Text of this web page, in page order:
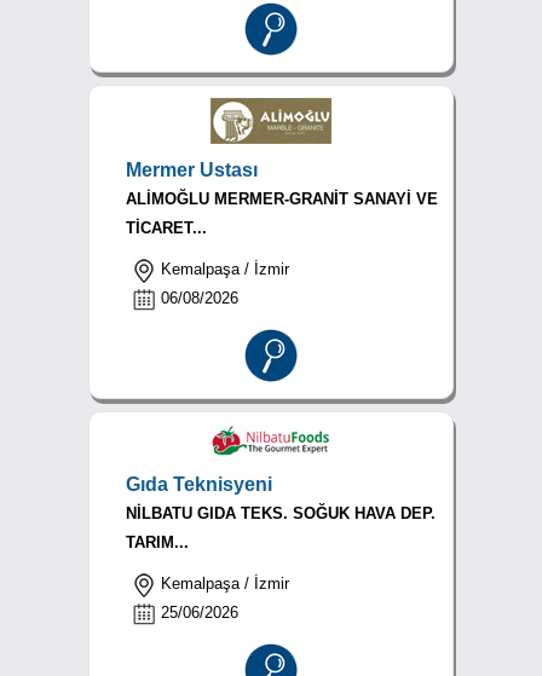
Mermer Ustası
ALİMOĞLU MERMER-GRANİT SANAYİ VE
TİCARET...
Kemalpaşa / İzmir
06/08/2026
Gıda Teknisyeni
NİLBATU GIDA TEKS. SOĞUK HAVA DEP.
TARIM...
Kemalpaşa / İzmir
25/06/2026